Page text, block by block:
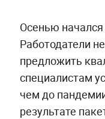
Осенью
Работодатели
предложить
специалистам
чем до
результате